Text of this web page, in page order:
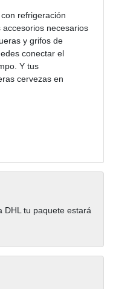
refrigeración
necesarios
y grifos de
conectar el
Y tus
cervezas en
DHL tu paquete estará